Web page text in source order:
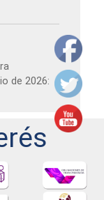
de 2026: